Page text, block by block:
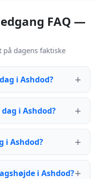
FAQ —
på dagens faktiske
i Ashdod?
i Ashdod?
i Ashdod?
i Ashdod?